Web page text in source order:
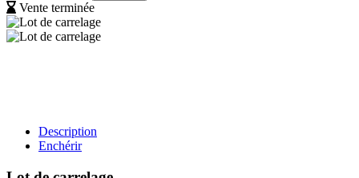
Vente terminée
Description
Enchérir